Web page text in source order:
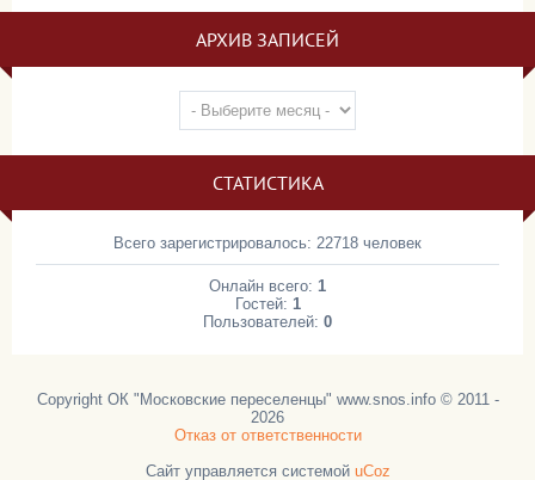
АРХИВ ЗАПИСЕЙ
СТАТИСТИКА
Всего зарегистрировалось: 22718 человек
Онлайн всего: 1
Гостей: 1
Пользователей: 0
Copyright ОК "Московские переселенцы" www.snos.info © 2011 -
2026
Отказ от ответственности
Сайт управляется системой uCoz